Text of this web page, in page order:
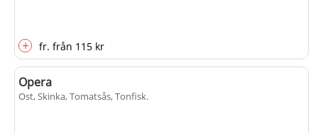
+ fr. från 115 kr
Opera
Ost, Skinka, Tomatsås, Tonfisk.